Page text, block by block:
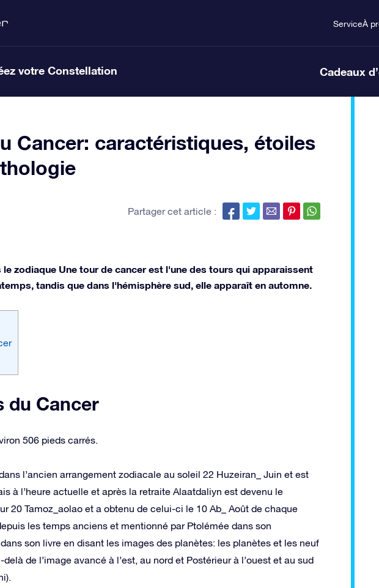
ServiceÀ
votre Constellation Cadeaux
Cancer: caractéristiques, étoiles
Partager cet article :
zodiaque Une tour de cancer est l'une des tours qui apparaissent
tandis que dans l'hémisphère sud, elle apparaît en automne.
du Cancer
506 pieds carrés.
l’ancien arrangement zodiacale au soleil 22 Huzeiran_ Juin et est
à l’heure actuelle et après la retraite Alaatdaliyn est devenu le
20 Tamoz_aolao et a obtenu de celui-ci le 10 Ab_ Août de chaque
les temps anciens et mentionné par Ptolémée dans son
son livre en disant les images des planètes: les planètes et les neuf
de l’image avancé à l’est, au nord et Postérieur à l’ouest et au sud